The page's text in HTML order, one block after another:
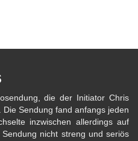
die der Initiator Chris
Sendung fand anfangs jeden
inzwischen allerdings auf
nicht streng und seriös